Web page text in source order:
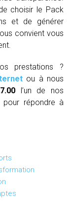
choisir le Pack
et de générer
convient vous
prestations ?
ou à nous
l’un de nos
répondre à